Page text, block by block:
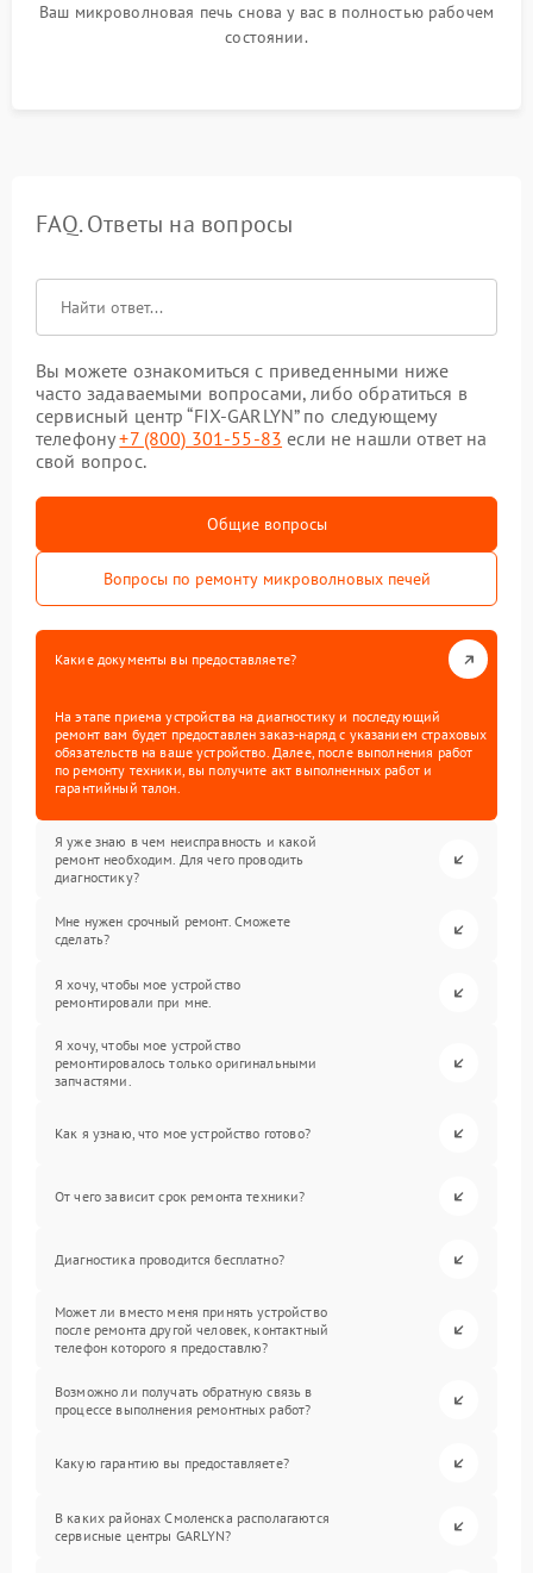
Ваш микроволновая печь снова у вас в полностью рабочем
состоянии.
FAQ. Ответы на вопросы
Вы можете ознакомиться с приведенными ниже
часто задаваемыми вопросами, либо обратиться в
сервисный центр “FIX-GARLYN” по следующему
телефону+7 (800) 301-55-83 если не нашли ответ на
свой вопрос.
Общие вопросы
Вопросы по ремонту микроволновых печей
Какие документы вы предоставляете?
На этапе приема устройства на диагностику и последующий
ремонт вам будет предоставлен заказ-наряд с указанием страховых
обязательств на ваше устройство. Далее, после выполнения работ
по ремонту техники, вы получите акт выполненных работ и
гарантийный талон.
Я уже знаю в чем неисправность и какой
ремонт необходим. Для чего проводить
диагностику?
Мне нужен срочный ремонт. Сможете
сделать?
Я хочу, чтобы мое устройство
ремонтировали при мне.
Я хочу, чтобы мое устройство
ремонтировалось только оригинальными
запчастями.
Как я узнаю, что мое устройство готово?
От чего зависит срок ремонта техники?
Диагностика проводится бесплатно?
Может ли вместо меня принять устройство
после ремонта другой человек, контактный
телефон которого я предоставлю?
Возможно ли получать обратную связь в
процессе выполнения ремонтных работ?
Какую гарантию вы предоставляете?
В каких районах Смоленска располагаются
сервисные центры GARLYN?